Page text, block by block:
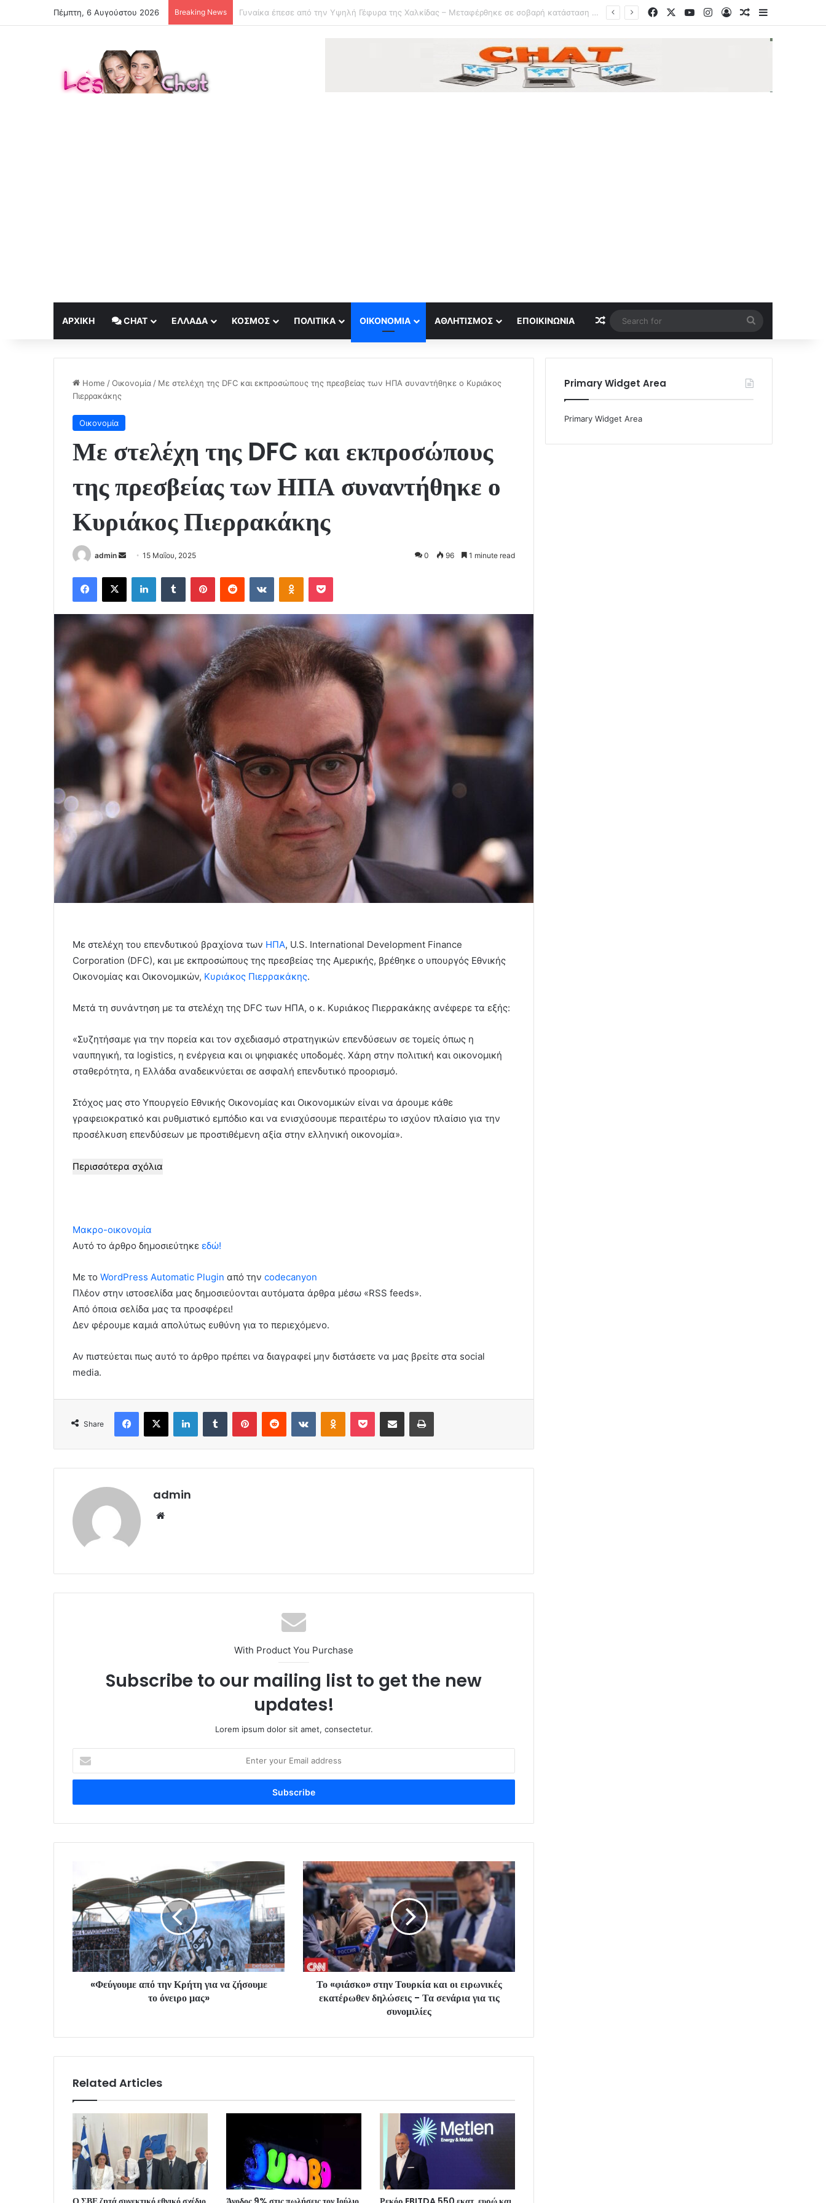
Πέμπτη, 6 Αυγούστου 2026 Breaking News Βλάβη στην ηλεκτροδότηση κέντρου επικοινωνιών «καθηλώνει» μεγάλο αριθμό τρένων στη Βρετανία FacebookYouTubeInstagram
Log InRandom Article
Sidebar
ΑΡΧΙΚΉ CHAT ΕΛΛΆΔΑ ΚΟΣΜΟΣ ΠΟΛΙΤΙΚΆ ΟΙΚΟΝΟΜΊΑ ΑΘΛΗΤΙΣΜΌΣ ΕΠΟΙΚΙΝΩΝΊΑ Random Article
for
Home /Οικονομία / Με στελέχη της DFC και εκπροσώπους της πρεσβείας των ΗΠΑ συναντήθηκε ο Κυριάκος
Πιερρακάκης
Οικονομία
Με στελέχη της DFC και εκπροσώπους
της πρεσβείας των ΗΠΑ συναντήθηκε ο
Κυριάκος Πιερρακάκης
admin
Send
email
15 Μαΐου, 2025 0 96 1 minute read
Facebook
X LinkedInTumblr PinterestReddit VKontakteOdnoklassniki
Pocket
Με στελέχη του επενδυτικού βραχίονα των ΗΠΑ, U.S. International Development Finance
Corporation (DFC), και με εκπροσώπους της πρεσβείας της Αμερικής, βρέθηκε ο υπουργός Εθνικής
Οικονομίας και Οικονομικών, Κυριάκος Πιερρακάκης.
Μετά τη συνάντηση με τα στελέχη της DFC των ΗΠΑ, ο κ. Κυριάκος Πιερρακάκης ανέφερε τα εξής:
«Συζητήσαμε για την πορεία και τον σχεδιασμό στρατηγικών επενδύσεων σε τομείς όπως η
ναυπηγική, τα logistics, η ενέργεια και οι ψηφιακές υποδομές. Χάρη στην πολιτική και οικονομική
σταθερότητα, η Ελλάδα αναδεικνύεται σε ασφαλή επενδυτικό προορισμό.
Στόχος μας στο Υπουργείο Εθνικής Οικονομίας και Οικονομικών είναι να άρουμε κάθε
γραφειοκρατικό και ρυθμιστικό εμπόδιο και να ενισχύσουμε περαιτέρω το ισχύον πλαίσιο για την
προσέλκυση επενδύσεων με προστιθέμενη αξία στην ελληνική οικονομία».
Περισσότερα σχόλια
Μακρο-οικονομία
Αυτό το άρθρο δημοσιεύτηκε εδώ!
Με το WordPress Automatic Plugin από την codecanyon
Πλέον στην ιστοσελίδα μας δημοσιεύονται αυτόματα άρθρα μέσω «RSS feeds».
Από όποια σελίδα μας τα προσφέρει!
Δεν φέρουμε καμιά απολύτως ευθύνη για το περιεχόμενο.
Αν πιστεύεται πως αυτό το άρθρο πρέπει να διαγραφεί μην διστάσετε να μας βρείτε στα social
media.
Share
Facebook
X LinkedInTumblr PinterestReddit VKontakteOdnoklassniki
Pocket Share via Email Print
admin
With Product You Purchase
Subscribe to our mailing list to get the new
updates!
Lorem ipsum dolor sit amet, consectetur.
your
Email
«Φεύγουμε από την Κρήτη για να ζήσουμε
το όνειρο μας»
Το «φιάσκο» στην Τουρκία και οι ειρωνικές
εκατέρωθεν δηλώσεις - Τα σενάρια για τις
συνομιλίες
Related Articles
Primary Widget Area
Primary Widget Area